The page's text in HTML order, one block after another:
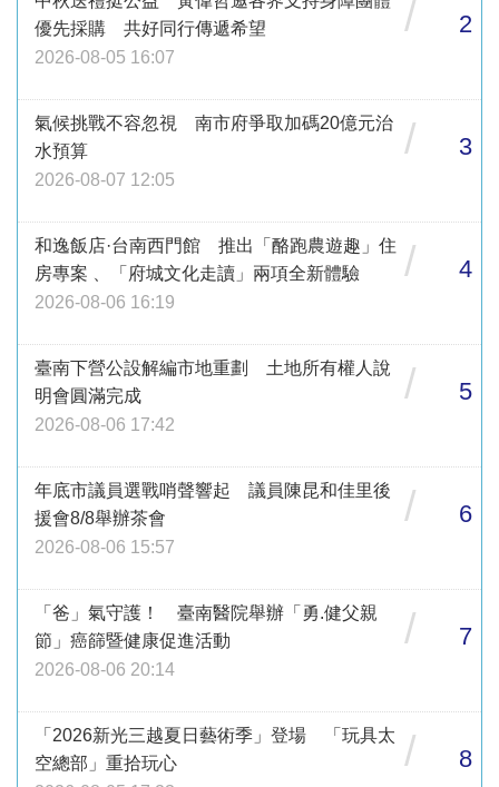
優先採購 共好同行傳遞希望
2026-08-05 16:07
/ 2
氣候挑戰不容忽視 南市府爭取加碼20億元治
水預算
2026-08-07 12:05
/ 3
和逸飯店·台南西門館 推出「酪跑農遊趣」住
房專案 、「府城文化走讀」兩項全新體驗
2026-08-06 16:19
/ 4
臺南下營公設解編市地重劃 土地所有權人說
明會圓滿完成
2026-08-06 17:42
/ 5
年底市議員選戰哨聲響起 議員陳昆和佳里後
援會8/8舉辦茶會
2026-08-06 15:57
/ 6
「爸」氣守護！ 臺南醫院舉辦「勇.健父親
節」癌篩暨健康促進活動
2026-08-06 20:14
/ 7
「2026新光三越夏日藝術季」登場 「玩具太
空總部」重拾玩心
/ 8